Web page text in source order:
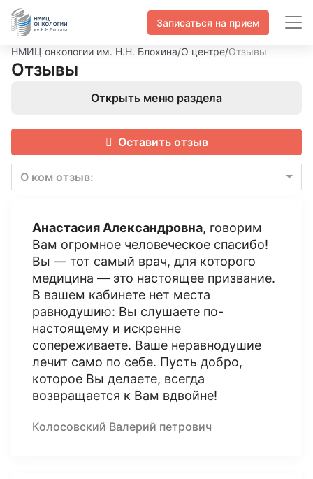
Записаться на прием
НМИЦ онкологии им. Н.Н. Блохина/О центре/Отзывы
Отзывы
Открыть меню раздела
Оставить отзыв
О ком отзыв:
Анастасия Александровна, говорим
Вам огромное человеческое спасибо!
Вы — тот самый врач, для которого
медицина — это настоящее призвание.
В вашем кабинете нет места
равнодушию: Вы слушаете по-
настоящему и искренне
сопереживаете. Ваше неравнодушие
лечит само по себе. Пусть добро,
которое Вы делаете, всегда
возвращается к Вам вдвойне!
Колосовский Валерий петрович